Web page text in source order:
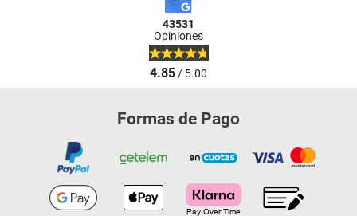
43531
Opiniones
4.85/ 5.00
Formas de Pago